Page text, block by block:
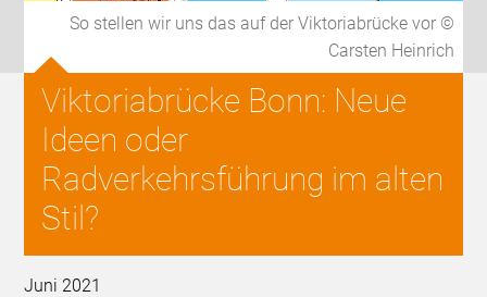
So stellen wir uns das auf der Viktoriabrücke vor ©
Carsten Heinrich
Viktoriabrücke Bonn: Neue
Ideen oder
Radverkehrsführung im alten
Stil?
Juni 2021